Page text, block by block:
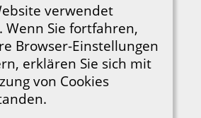
verwendet
Wenn Sie fortfahren,
Browser-Einstellungen
erklären Sie sich mit
von Cookies